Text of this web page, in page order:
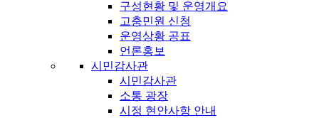
구성현황 및 운영개요
고충민원 신청
운영상황 공표
언론홍보
시민감사관
시민감사관
소통 광장
시정 현안사항 안내